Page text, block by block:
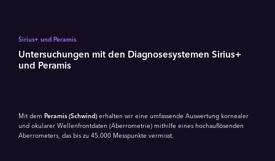
Sirius+ und Peramis
Untersuchungen mit den Diagnosesystemen Sirius+
und Peramis
Mit dem Peramis (Schwind) erhalten wir eine umfassende Auswertung kornealer
und okularer Wellenfrontdaten (Aberrometrie) mithilfe eines hochauflösenden
Aberrometers, das bis zu 45.000 Messpunkte vermisst.